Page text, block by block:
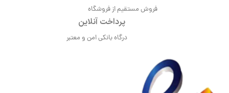
فروش مستقیم از فروشگاه
پرداخت آنلاین
درگاه بانکی امن و معتبر